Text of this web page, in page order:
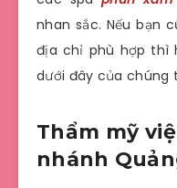
nhan sắc. Nếu bạn
địa chỉ phù hợp thì
dưới đây của chúng
Thẩm mỹ
nhánh